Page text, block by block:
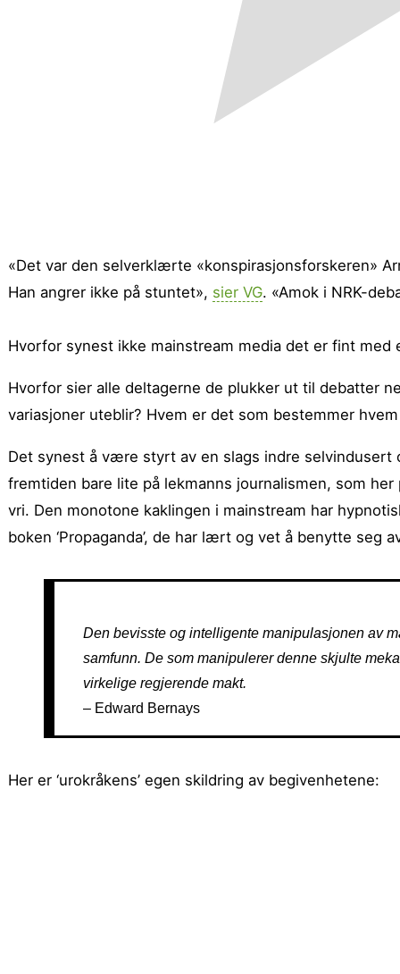
«Det var den selverklærte «konspirasjonsforskeren»
Han angrer ikke på stuntet», sier VG. «Amok i NRK-
Hvorfor synest ikke mainstream media det er fint
Hvorfor sier alle deltagerne de plukker ut til debatter
variasjoner uteblir? Hvem er det som bestemmer
Det synest å være styrt av en slags indre
fremtiden bare lite på lekmanns journalismen, som
vri. Den monotone kaklingen i mainstream har
boken ‘Propaganda’, de har lært og vet å benytte seg
Den bevisste og intelligente manipulasjonen av
samfunn. De som manipulerer denne skjulte
virkelige regjerende makt.
– Edward Bernays
Her er ‘urokråkens’ egen skildring av begivenhetene: